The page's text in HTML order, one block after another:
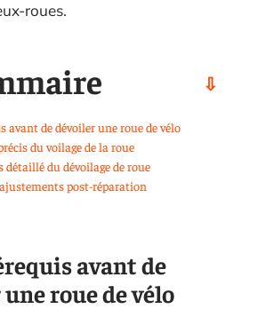
roues.
avant de dévoiler une roue de vélo
du voilage de la roue
détaillé du dévoilage de roue
post-réparation
avant de
roue de vélo